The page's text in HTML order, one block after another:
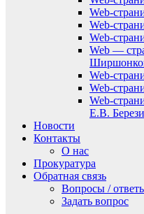
Web-
Web-
Web-
Web —
Web-
Web-
Web-
Е.В.
Новости
Контакты
О нас
Прокуратура
Обратная связь
Вопросы /
Задать вопрос